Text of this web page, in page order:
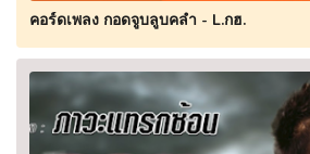
คอร์ดเพลง กอดจูบลูบคลำ - L.กฮ.